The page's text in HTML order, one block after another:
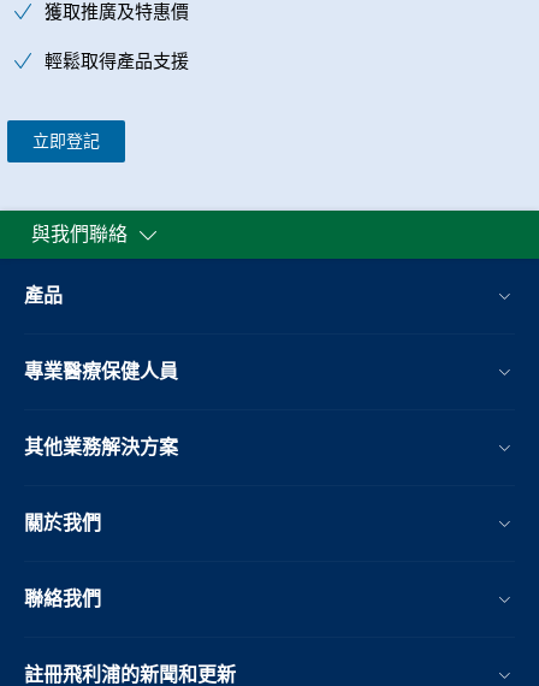
獲取推廣及特惠價
輕鬆取得產品支援
立即登記
與我們聯絡
產品
專業醫療保健人員
其他業務解決方案​
關於我們
聯絡我們
註冊飛利浦的新聞和更新